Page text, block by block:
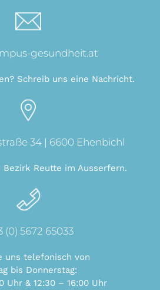
gesundheit.at
Schreib uns eine Nachricht.
34 | 6600 Ehenbichl
Bezirk Reutte im Ausserfern.
(0) 5672 65033
uns telefonisch von
bis Donnerstag:
Uhr & 12:30 – 16:00 Uhr